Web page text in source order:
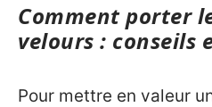
Comment porter
velours : conseils
Pour mettre en valeur